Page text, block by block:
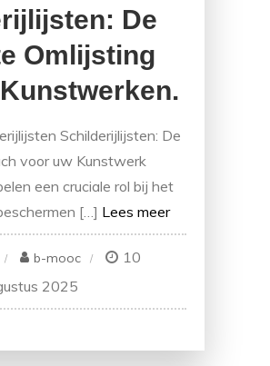
De
Omlijsting
Schilderijlijsten: De
voor uw Kunstwerk
een cruciale rol bij het
[…] Lees meer
Schilderijlijsten:
b-mooc
10
2025